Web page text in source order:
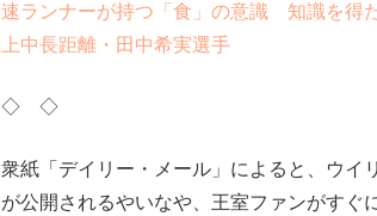
速ランナーが持つ「食」の意識 知識を得
中長距離・田中希実選手
◇
紙「デイリー・メール」によると、ウイ
公開されるやいなや、王室ファンがすぐ